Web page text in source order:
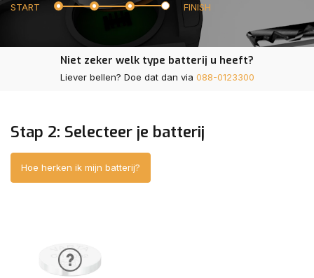
START FINISH
Niet zeker welk type batterij u heeft?
Liever bellen? Doe dat dan via 088-0123300
Stap 2: Selecteer je batterij
Hoe herken ik mijn batterij?